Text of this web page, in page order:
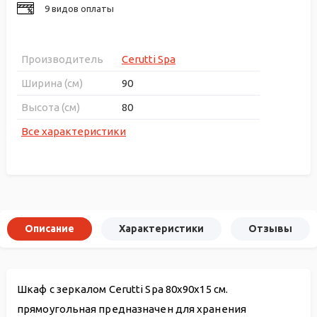
9 видов оплаты
Производитель
Cerutti Spa
Ширина (см)
90
Высота (см)
80
Все характеристики
Описание Характеристики Отзывы
Шкаф с зеркалом Cerutti Spa 80x90x15 см.
прямоугольная предназначен для хранения